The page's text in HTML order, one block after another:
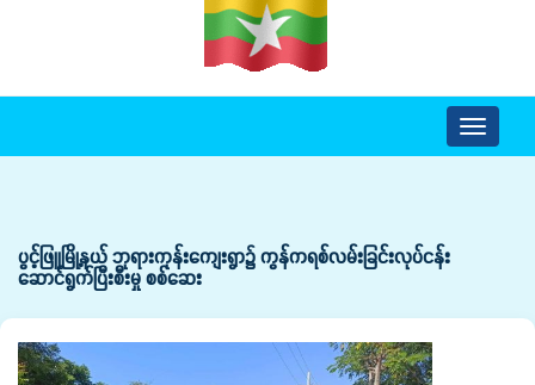
Toggle
ပွင့်ဖြူမြို့နယ် ဘုရားကုန်းကျေးရွာ၌ ကွန်ကရစ်လမ်းခြင်းလုပ်ငန်း
ဆောင်ရွက်ပြီးစီးမှု စစ်ဆေး